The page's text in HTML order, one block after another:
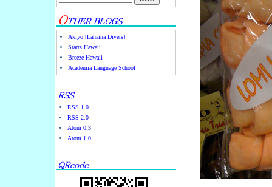
Akiyo [Lahaina Divers]
Starts Hawaii
Breeze Hawaii
Academia Language School
RSS 1.0
RSS 2.0
Atom 0.3
Atom 1.0